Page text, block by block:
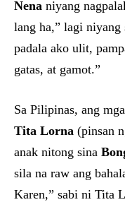
Nena niyang
lang ha,” lagi
padala ako ulit,
gatas, at gamot.”
Sa Pilipinas, ang
Tita Lorna (pinsan
anak nitong sina
sila na raw ang
Karen,” sabi ni Tita